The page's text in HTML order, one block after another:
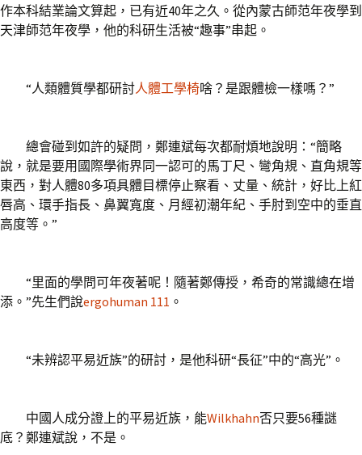
作本科結業論文算起，已有近40年之久。從內蒙古師范年夜學到
天津師范年夜學，他的科研生活被“趣事”串起。
“人類體質學都研討人體工學椅啥？是跟體檢一樣嗎？”
總會碰到如許的疑問，鄭連斌每次都耐煩地說明：“簡略
說，就是要用國際學術界同一認可的馬丁尺、彎角規、直角規等
東西，對人體80多項具體目標停止察看、丈量、統計，好比上紅
唇高、環手指長、鼻翼寬度、月經初潮年紀、手肘到空中的垂直
高度等。”
“里面的學問可年夜著呢！隨著鄭傳授，希奇的常識總在增
添。”先生們說ergohuman 111 。
“未辨認平易近族”的研討，是他科研“長征”中的“高光”。
中國人成分證上的平易近族，能Wilkhahn否只要56種謎
底？鄭連斌說，不是。